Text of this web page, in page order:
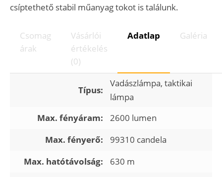
csíptethető stabil műanyag tokot is találunk.
Csomag
árak
Vásárlói
értékelés
(0)
Adatlap Galéria
Típus:
Vadászlámpa, taktikai
lámpa
Max. fényáram:
2600 lumen
Max. fényerő:
99310 candela
Max. hatótávolság:
630 m